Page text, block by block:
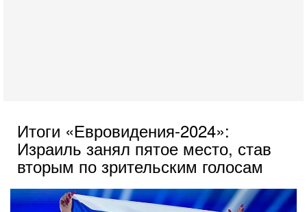
Итоги «Евровидения-2024»:
Израиль занял пятое место, став
вторым по зрительским голосам